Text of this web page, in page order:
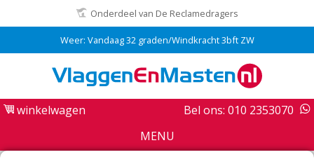
Onderdeel van De Reclamedragers
Weer: Vandaag 32 graden/Windkracht 3bft ZW
winkelwagen
Bel ons: 010 2353070
MENU